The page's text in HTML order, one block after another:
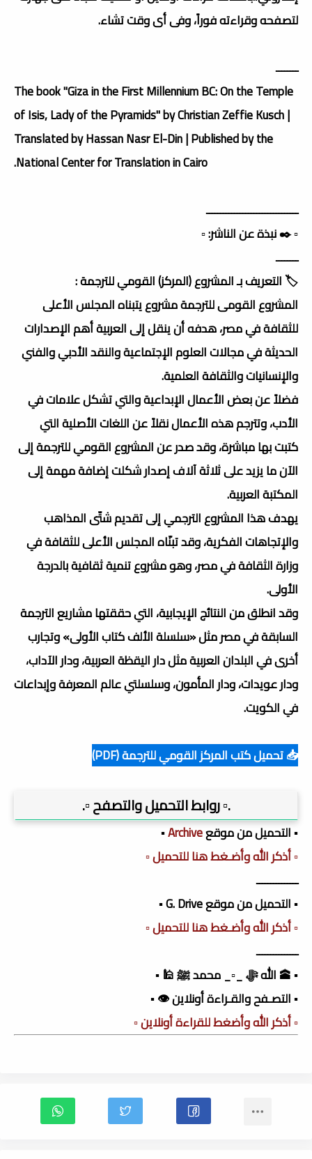
لتصفحه وقراءته فوراً، وفى أى وقت تشاء.
ــــــــ
The book "Giza in the First Millennium BC: On the Temple
of Isis, Lady of the Pyramids" by Christian Zeffie Kusch |
Translated by Hassan Nasr El-Din | Published by the
National Center for Translation in Cairo.
ـــــــــــــــــــــــــــــــــ
▫️ ✒️ نبذة عن الناشر: ▫️
ــــــــ
🏷️ التعريف بـ المشروع (المركز) القومي للترجمة :
المشروع القومى للترجمة مشروع يتبناه المجلس الأعلى
للثقافة في مصر، هدفه أن ينقل إلى العربية أهم الإصدارات
الحديثة في مجالات العلوم الإجتماعية والنقد الأدبي والفني
والإنسانيات والثقافة العلمية.
فضلاً عن بعض الأعمال الإبداعية والتي تشكل علامات في
الأدب، وتترجم هذه الأعمال نقلاً عن اللغات الأصلية التي
كتبت بها مباشرة، وقد صدر عن المشروع القومي للترجمة إلى
الآن ما يزيد على ثلاثة آلاف إصدار شكلت إضافة مهمة إلى
المكتبة العربية.
يهدف هذا المشروع الترجمي إلى تقديم شتّى المذاهب
والإتجاهات الفكرية، وقد تبنّاه المجلس الأعلى للثقافة في
وزارة الثقافة في مصر، وهو مشروع تنمية ثقافية بالدرجة
الأولى.
وقد انطلق من النتائج الإيجابية، التي حققتها مشاريع الترجمة
السابقة في مصر مثل «سلسلة الألف كتاب الأولى» وتجارب
أخرى في البلدان العربية مثل دار اليقظة العربية، ودار الآداب،
ودار عويدات، ودار المأمون، وسلسلتي عالم المعرفة وإبداعات
في الكويت.
📥 تحميل كتب المركز القومي للترجمة (PDF)
.▫️ روابط التحميل والتصفح ▫️.
▪️ التحميل من موقعArchive
▪️
▫️ أذكر الله وأضـغط هنا للتحميل ▫️
ـــــــــــــــ
▪️ التحميل من موقع G. Drive ▪️
▫️ أذكر الله وأضـغط هنا للتحميل ▫️
ـــــــــــــــ
▪️ 🕋 الله ﷻ _▫️_ محمد ﷺ 🕌 ▪️
▪️ التصـفح والقـراءة أونلاين 👁️ ▪️
▫️ أذكر الله وأضغط للقراءة أونلاين ▫️